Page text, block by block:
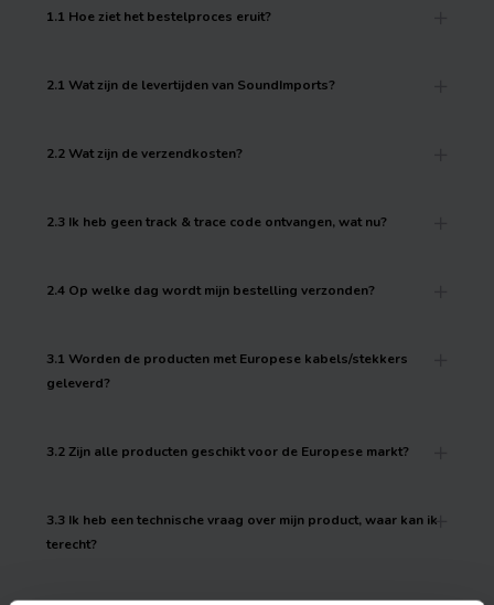
1.1 Hoe ziet het bestelproces eruit?
2.1 Wat zijn de levertijden van SoundImports?
2.2 Wat zijn de verzendkosten?
2.3 Ik heb geen track & trace code ontvangen, wat nu?
2.4 Op welke dag wordt mijn bestelling verzonden?
3.1 Worden de producten met Europese kabels/stekkers
geleverd?
3.2 Zijn alle producten geschikt voor de Europese markt?
3.3 Ik heb een technische vraag over mijn product, waar kan ik
terecht?